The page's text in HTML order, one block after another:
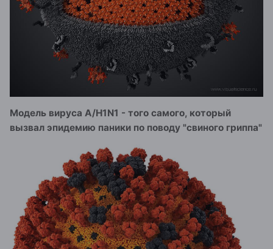
Модель вируса A/H1N1 - того самого, который
вызвал эпидемию паники по поводу "свиного гриппа"